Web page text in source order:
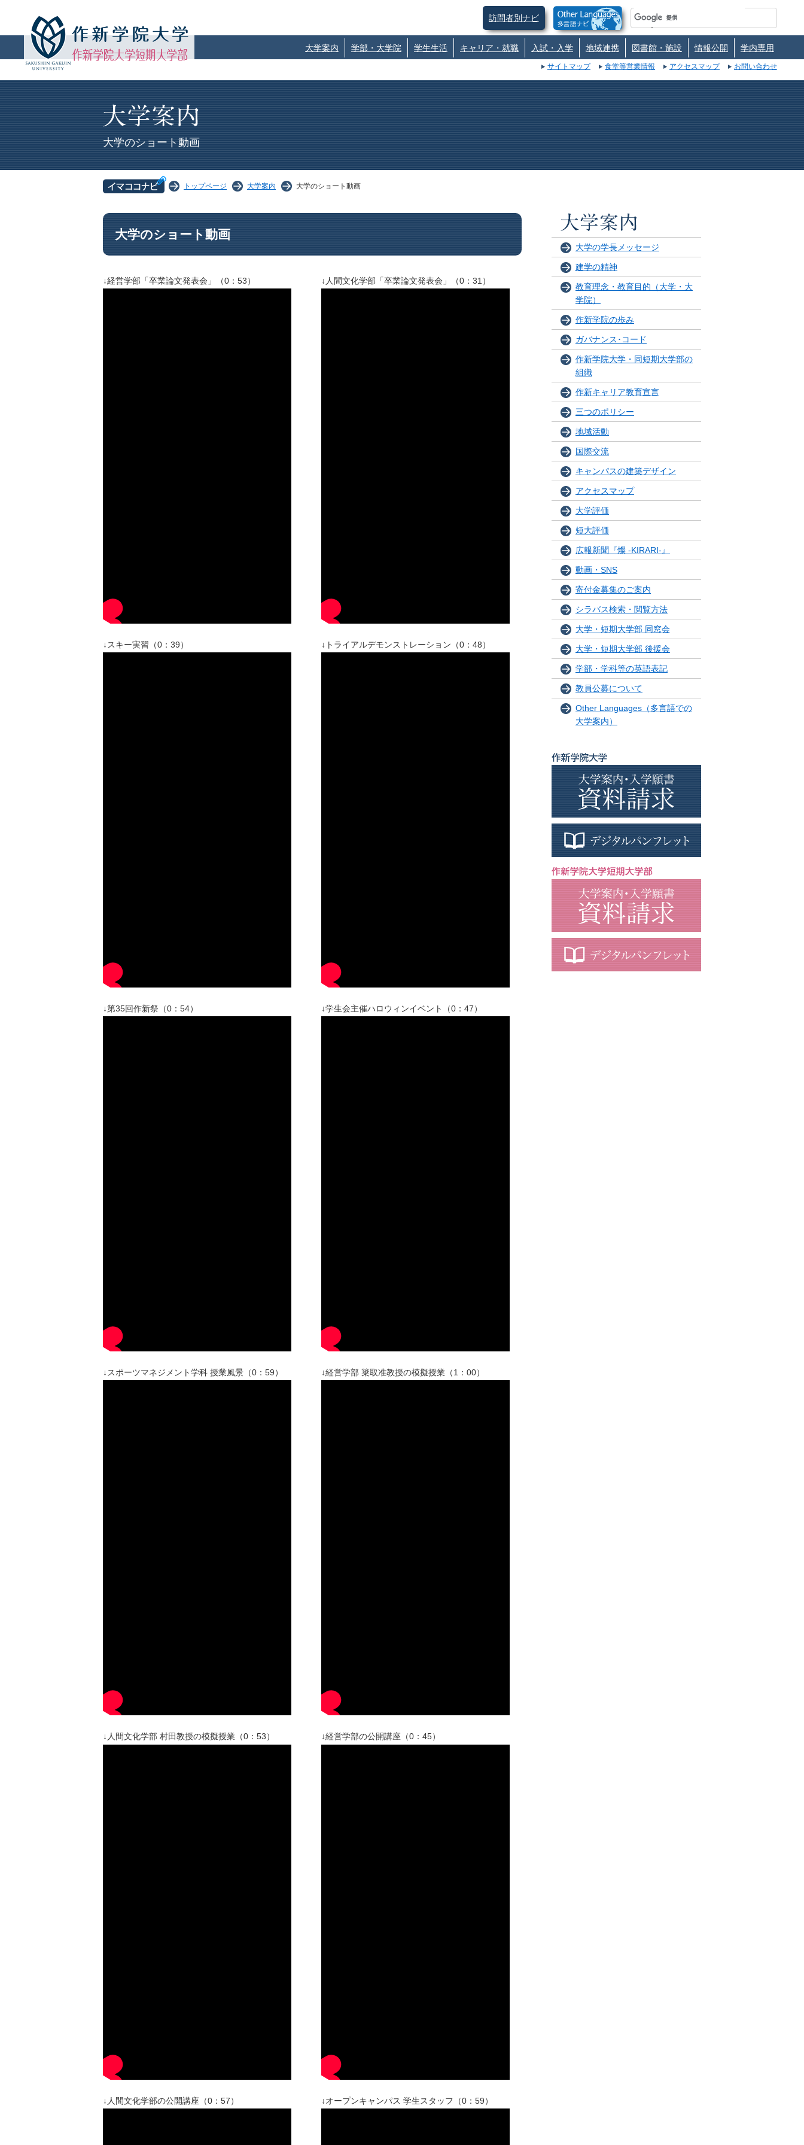
訪問者別ナビ
大学案内 学部・大学院 学生生活 キャリア・就職 入試・入学 地域連携 図書館・施設 情報公開 学内専用
サイトマップ 食堂等営業情報 アクセスマップ お問い合わせ
大学のショート動画
トップページ 大学案内 大学のショート動画
大学のショート動画
↓経営学部「卒業論文発表会」（0：53） ↓人間文化学部「卒業論文発表会」（0：31）
↓スキー実習（0：39） ↓トライアルデモンストレーション（0：48）
↓第35回作新祭（0：54） ↓学生会主催ハロウィンイベント（0：47）
↓スポーツマネジメント学科 授業風景（0：59） ↓経営学部 簗取准教授の模擬授業（1：00）
↓人間文化学部 村田教授の模擬授業（0：53） ↓経営学部の公開講座（0：45）
↓人間文化学部の公開講座（0：57） ↓オープンキャンパス 学生スタッフ（0：59）
大学の学長メッセージ
建学の精神
教育理念・教育目的（大学・大
学院）
作新学院の歩み
ガバナンス･コード
作新学院大学・同短期大学部の
組織
作新キャリア教育宣言
三つのポリシー
地域活動
国際交流
キャンパスの建築デザイン
アクセスマップ
大学評価
短大評価
広報新聞『燦 -KIRARI-』
動画・SNS
寄付金募集のご案内
シラバス検索・閲覧方法
大学・短期大学部 同窓会
大学・短期大学部 後援会
学部・学科等の英語表記
教員公募について
Other Languages（多言語での
大学案内）